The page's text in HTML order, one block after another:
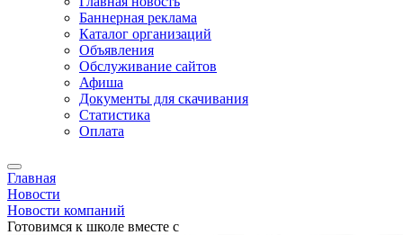
Баннерная реклама
Каталог организаций
Объявления
Обслуживание сайтов
Афиша
Документы для скачивания
Статистика
Оплата
Главная
Новости
Новости компаний
Готовимся к школе вместе с